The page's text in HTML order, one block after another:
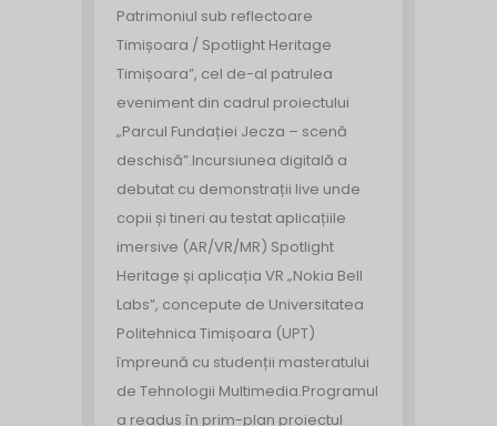
Patrimoniul sub reflectoare
Timișoara / Spotlight Heritage
Timișoara”, cel de-al patrulea
eveniment din cadrul proiectului
„Parcul Fundației Jecza – scenă
deschisă”.Incursiunea digitală a
debutat cu demonstrații live unde
copii și tineri au testat aplicațiile
imersive (AR/VR/MR) Spotlight
Heritage și aplicația VR „Nokia Bell
Labs”, concepute de Universitatea
Politehnica Timișoara (UPT)
împreună cu studenții masteratului
de Tehnologii Multimedia.Programul
a readus în prim-plan proiectul